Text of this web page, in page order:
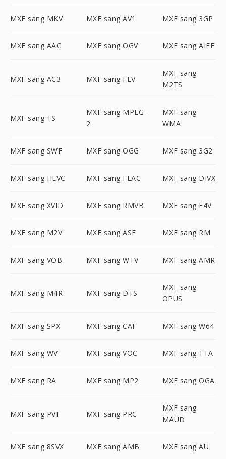
MXF sang MKV MXF sang AV1 MXF sang 3GP
MXF sang AAC MXF sang OGV MXF sang AIFF
MXF sang AC3 MXF sang FLV
MXF sang
M2TS
MXF sang TS
MXF sang MPEG-
2
MXF sang
WMA
MXF sang SWF MXF sang OGG MXF sang 3G2
MXF sang HEVC MXF sang FLAC MXF sang DIVX
MXF sang XVID MXF sang RMVB MXF sang F4V
MXF sang M2V MXF sang ASF MXF sang RM
MXF sang VOB MXF sang WTV MXF sang AMR
MXF sang M4R MXF sang DTS
MXF sang
OPUS
MXF sang SPX MXF sang CAF MXF sang W64
MXF sang WV MXF sang VOC MXF sang TTA
MXF sang RA MXF sang MP2 MXF sang OGA
MXF sang PVF MXF sang PRC
MXF sang
MAUD
MXF sang 8SVX MXF sang AMB MXF sang AU